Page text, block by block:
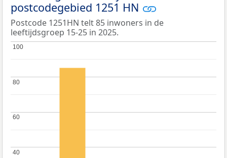
postcodegebied 1251 HN
Postcode 1251HN telt 85 inwoners in de
leeftijdsgroep 15-25 in 2025.
40
40
60
60
80
80
100
100